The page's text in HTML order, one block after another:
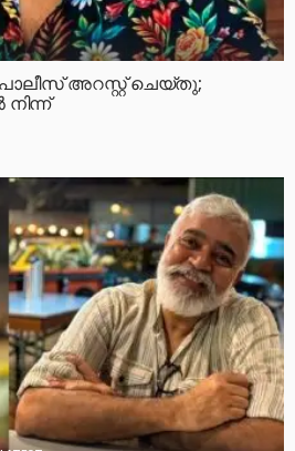
അറസ്റ്റ് ചെയ്‌തു;
നിന്ന്